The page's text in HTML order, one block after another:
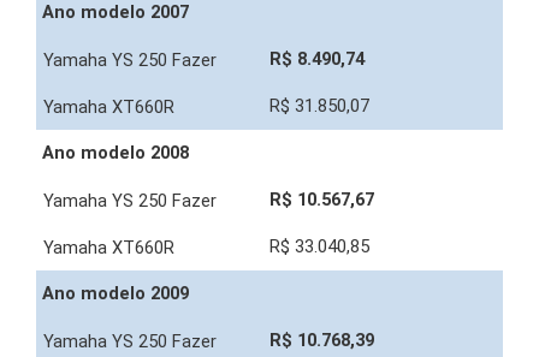
Ano modelo 2007
R$ 8.490,74
R$ 31.850,07
Ano modelo 2008
R$ 10.567,67
R$ 33.040,85
Ano modelo 2009
R$ 10.768,39